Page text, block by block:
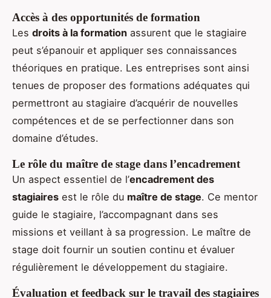
Accès à des opportunités de formation
Les droits à la formation assurent que le stagiaire
peut s’épanouir et appliquer ses connaissances
théoriques en pratique. Les entreprises sont ainsi
tenues de proposer des formations adéquates qui
permettront au stagiaire d’acquérir de nouvelles
compétences et de se perfectionner dans son
domaine d’études.
Le rôle du maître de stage dans l’encadrement
Un aspect essentiel de l’encadrement des
stagiaires est le rôle du maître de stage. Ce mentor
guide le stagiaire, l’accompagnant dans ses
missions et veillant à sa progression. Le maître de
stage doit fournir un soutien continu et évaluer
régulièrement le développement du stagiaire.
Évaluation et feedback sur le travail des stagiaires